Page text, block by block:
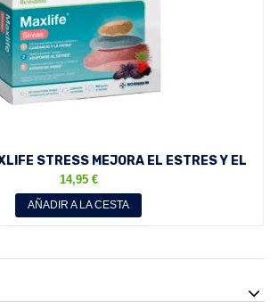
STRESS MEJORA EL ESTRES Y EL
ESTADO DE...
14,95 €
AÑADIR A LA CESTA